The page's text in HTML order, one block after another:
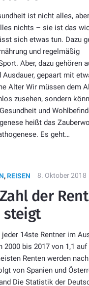
ist nicht alles,
nichts – sie ist das
sich etwas tun. Dazu
und regelmäßig
Aber, dazu gehören
Ausdauer, gepaart mit
Alter Wir müssen dem
zusehen, sondern
und
heißt das
Es geht…
,REISEN 8. Oktober 2018
der
steigt
14ste Rentner im
bis 2017 von 1,1 auf
Renten werden
von Spanien und
Die Statistik der